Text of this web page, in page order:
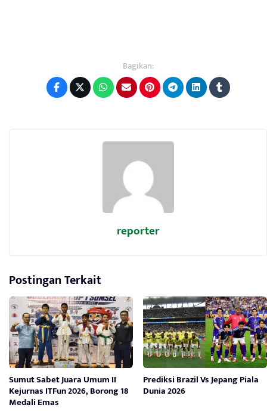
Bagikan:
reporter
Postingan Terkait
Sumut Sabet Juara Umum II
Kejurnas ITFun 2026, Borong 18
Medali Emas
Prediksi Brazil Vs Jepang Piala
Dunia 2026